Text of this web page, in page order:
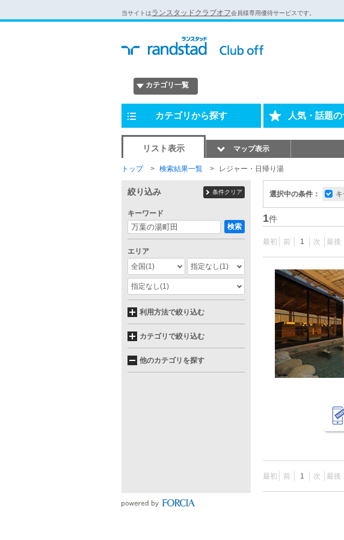
当サイトはランスタッドクラブオフ会員様専用優待サービスです。
カテゴリ一覧
カテゴリから探す 人気・話題
リスト表示 マップ表示
トップ 検索結果一覧 レジャー・日帰り湯
選択中の条件：
1件
最初 前 1 次 最後
最初 前 1 次 最後
絞り込み 条件クリア
キーワード
検索
エリア
全国(1) 指定なし(1)
指定なし(1)
利用方法で絞り込む
カテゴリで絞り込む
他のカテゴリを探す